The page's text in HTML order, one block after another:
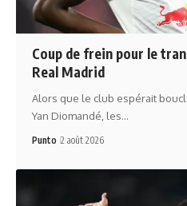
Coup de frein pour le
Real Madrid
Alors que le club espérait
Yan Diomandé, les…
Punto 2 août 2026